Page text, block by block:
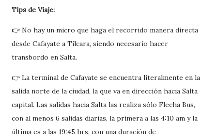
Tips de Viaje:
👉 No hay un micro que haga el recorrido manera directa
desde Cafayate a Tilcara, siendo necesario hacer
transbordo en Salta.
👉 La terminal de Cafayate se encuentra literalmente en la
salida norte de la ciudad, la que va en dirección hacia Salta
capital. Las salidas hacia Salta las realiza sólo Flecha Bus,
con al menos 6 salidas diarias, la primera a las 4:10 am y la
última es a las 19:45 hrs, con una duración de